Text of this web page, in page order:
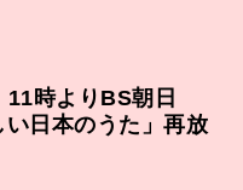
時よりBS朝日
い日本のうた」再放